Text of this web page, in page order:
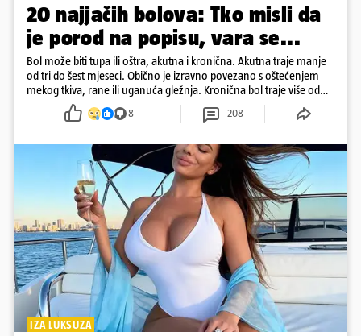
20 najjačih bolova: Tko misli da
je porod na popisu, vara se...
Bol može biti tupa ili oštra, akutna i kronična. Akutna traje manje
od tri do šest mjeseci. Obično je izravno povezano s oštećenjem
mekog tkiva, rane ili uganuća gležnja. Kronična bol traje više od
šest mjeseci
8 208
IZA LUKSUZA